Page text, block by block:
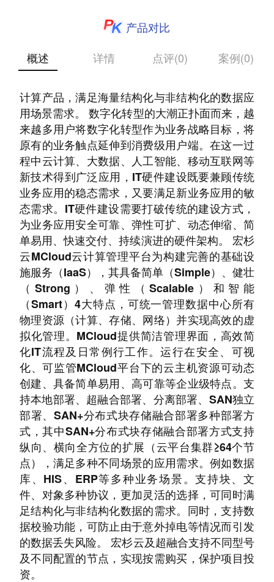
产品对比
概述
详情 点评(0) 案例(0)
计算产品，满足海量结构化与非结构化的数据应
用场景需求。 数字化转型的大潮正扑面而来，越
来越多用户将数字化转型作为业务战略目标，将
原有的业务触点延伸到消费级用户端。在这一过
程中云计算、大数据、人工智能、移动互联网等
新技术得到广泛应用，IT硬件建设既要兼顾传统
业务应用的稳态需求，又要满足新业务应用的敏
态需求。IT硬件建设需要打破传统的建设方式，
为业务应用安全可靠、弹性可扩、动态伸缩、简
单易用、快速交付、持续演进的硬件架构。 宏杉
云MCloud云计算管理平台为构建完善的基础设
施服务（IaaS），其具备简单（Simple）、健壮
（Strong）、弹性（Scalable）和智能
（Smart）4大特点，可统一管理数据中心所有
物理资源（计算、存储、网络）并实现高效的虚
拟化管理。MCloud提供简洁管理界面，高效简
化IT流程及日常例行工作。运行在安全、可视
化、可监管MCloud平台下的云主机资源可动态
创建、具备简单易用、高可靠等企业级特点。支
持本地部署、超融合部署、分离部署、SAN独立
部署、SAN+分布式块存储融合部署多种部署方
式，其中SAN+分布式块存储融合部署方式支持
纵向、横向全方位的扩展（云平台集群≥64个节
点），满足多种不同场景的应用需求。例如数据
库、HIS、ERP等多种业务场景。支持块、文
件、对象多种协议，更加灵活的选择，可同时满
足结构化与非结构化数据的需求。同时，支持数
据校验功能，可防止由于意外掉电等情况而引发
的数据丢失风险。 宏杉云及超融合支持不同型号
及不同配置的节点，实现按需购买，保护项目投
资。